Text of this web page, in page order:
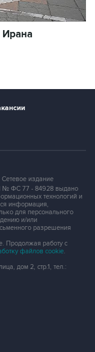
издание
№ ФС 77 - 84928 выдано
технологий и
информация,
для персонального
и/или
разрешения
Продолжая работу с
файлов cookie.
дом 2, стр.1, тел.: